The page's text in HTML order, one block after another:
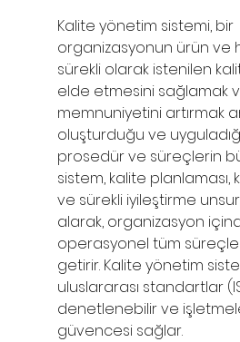
Kalite yönetim sistemi, bir
organizasyonun ürün ve
sürekli olarak istenilen
elde etmesini sağlamak
memnuniyetini artırmak
oluşturduğu ve
prosedür ve süreçlerin
sistem, kalite planlaması,
ve sürekli iyileştirme
alarak, organizasyon
operasyonel tüm
getirir. Kalite yönetim
uluslararası standartlar
denetlenebilir ve
güvencesi sağlar.